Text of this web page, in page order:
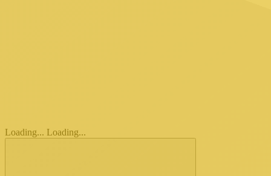
Loading... Loading...